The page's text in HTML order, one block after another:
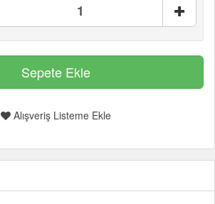
Alışveriş Listeme Ekle